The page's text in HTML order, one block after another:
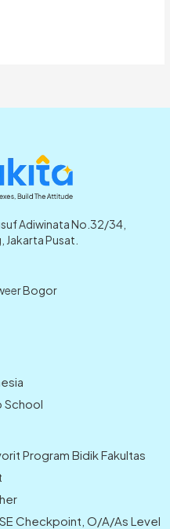
Adiwinata No.32/34,
Pusat.
Bogor
School
Program Bidik Fakultas
Checkpoint, O/A/As Level